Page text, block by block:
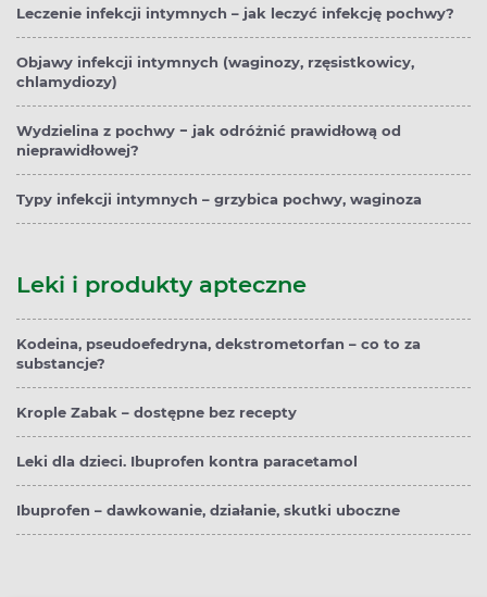
Leczenie infekcji intymnych – jak leczyć infekcję pochwy?
Objawy infekcji intymnych (waginozy, rzęsistkowicy,
chlamydiozy)
Wydzielina z pochwy − jak odróżnić prawidłową od
nieprawidłowej?
Typy infekcji intymnych – grzybica pochwy, waginoza
Leki i produkty apteczne
Kodeina, pseudoefedryna, dekstrometorfan – co to za
substancje?
Krople Zabak – dostępne bez recepty
Leki dla dzieci. Ibuprofen kontra paracetamol
Ibuprofen – dawkowanie, działanie, skutki uboczne